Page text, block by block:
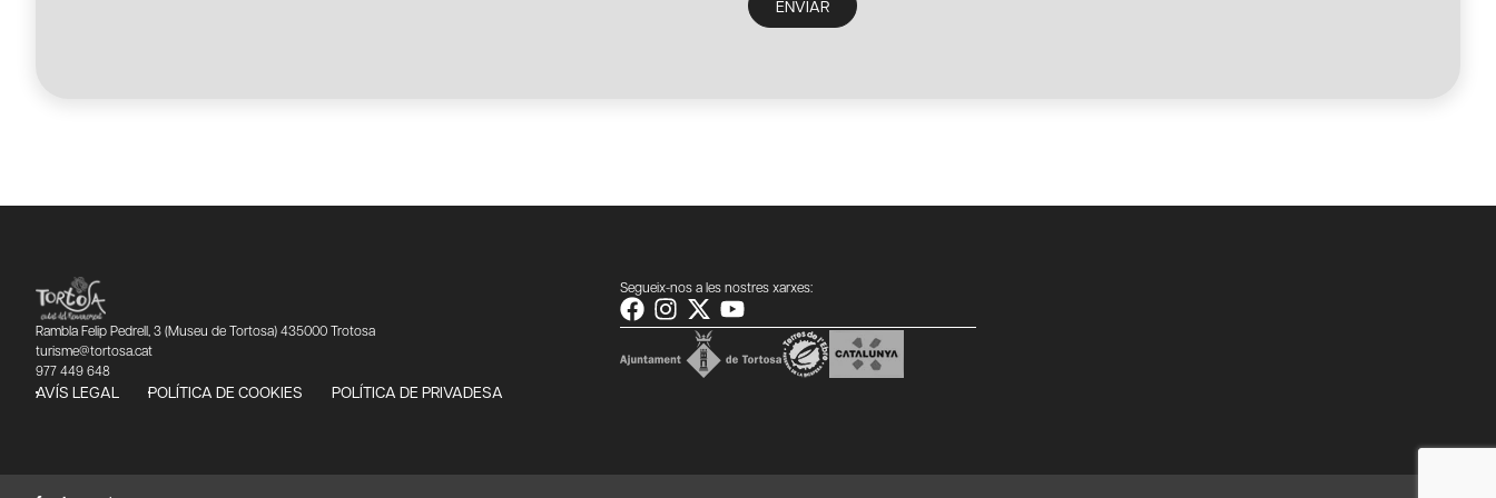
ENVIAR
Rambla Felip Pedrell, 3 (Museu de Tortosa) 435000 Trotosa
turisme@tortosa.cat
977 449 648
AVÍS LEGAL POLÍTICA DE COOKIES POLÍTICA DE PRIVADESA
Segueix-nos a les nostres xarxes: